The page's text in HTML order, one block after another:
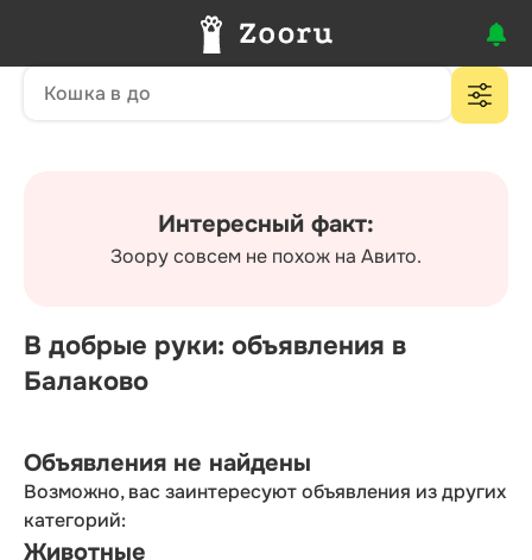
Интересный факт:
Зоору совсем не похож на Авито.
В добрые руки: объявления в
Балаково
Объявления не найдены
Возможно, вас заинтересуют объявления из других
категорий:
Животные